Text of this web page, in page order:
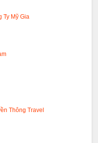
Ty Mỹ Gia
Thông Travel